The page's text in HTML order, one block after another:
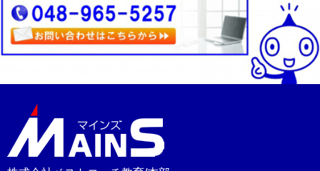
ゲ
ー
シ
ン